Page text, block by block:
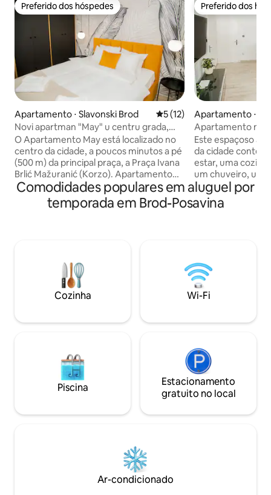
Preferido dos hóspedes
Preferido dos hóspedes
Apartamento ⋅ Slavonski Brod 5 de uma avaliação média
5 (12)
Novi apartman "May" u centru grada,
estacionamento gratuito
O Apartamento May está localizado no
centro da cidade, a poucos minutos a pé
(500 m) da principal praça, a Praça Ivana
Brlić Mažuranić (Korzo). Apartamento
novo no 3º andar de um edifício recém-
construído em 2024, com interior
moderno e equipado com tudo o que é
de cama, toalhas, ferro de passar,
secador de cabelo, cofre, porta anti-
roubo, interfone, elevador... Check-in
automático. O estacionamento privativo
Preferido dos
Preferido dos
Apartamento ⋅
d
Apartamento no
Brandt
Este espaçoso
da cidade contém
estar, uma
um chuveiro, um
uma lavanderia e
equipado com
tornará a sua
minuto a pé da
A Fortaleza
do apartamento. As piscinas da cidade e
o salão de
Comodidades populares em aluguel por
temporada em Brod-Posavina
Cozinha Wi-Fi
Piscina
Estacionamento
gratuito no local
Ar-condicionado